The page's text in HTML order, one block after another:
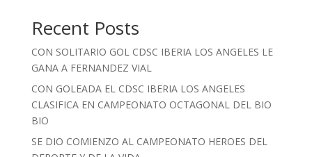
Recent Posts
CON SOLITARIO GOL CDSC IBERIA LOS ANGELES LE
GANA A FERNANDEZ VIAL
CON GOLEADA EL CDSC IBERIA LOS ANGELES
CLASIFICA EN CAMPEONATO OCTAGONAL DEL BIO
BIO
SE DIO COMIENZO AL CAMPEONATO HEROES DEL